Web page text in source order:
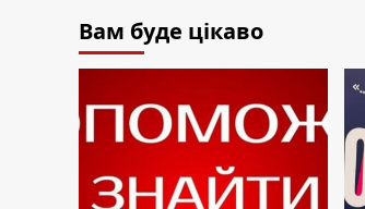
Вам буде цікаво